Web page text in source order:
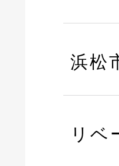
浜松
リベ